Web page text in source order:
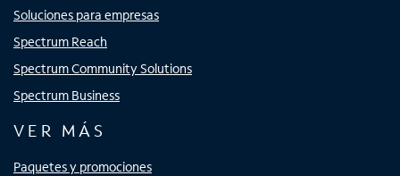
Soluciones para empresas
Spectrum Reach
Spectrum Community Solutions
Spectrum Business
VER MÁS
Paquetes y promociones